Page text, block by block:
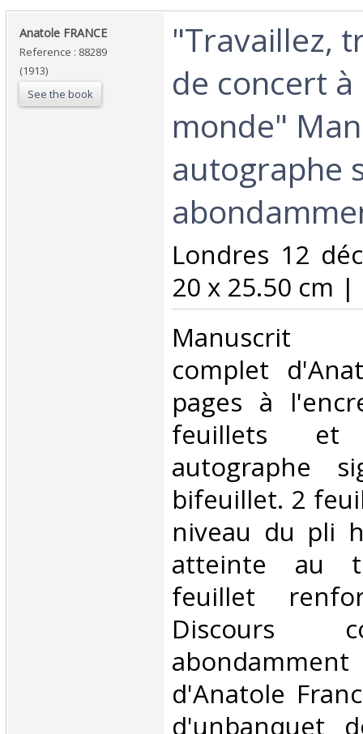
‎Anatole FRANCE‎
Reference : 88289
(1913)
See the book
‎"Travaillez,
de concert
monde"
autographe
‎Londres 12
20 x 25.50 cm
‎Manuscrit
complet
pages à
feuillets
autographe
bifeuillet. 2
niveau du pli
atteinte au
feuillet
Discours
d'Anatole
d'unbanquet